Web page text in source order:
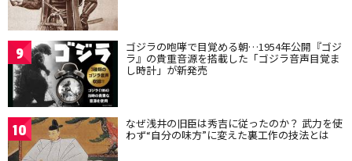
9 ゴジラの咆哮で目覚める朝…1954年公開『ゴジ
ラ』の貴重音源を搭載した「ゴジラ音声目覚ま
し時計」が新発売
10 なぜ浅井の旧臣は秀吉に従ったのか？ 武力を使
わず“自分の味方”に変えた裏工作の技法とは